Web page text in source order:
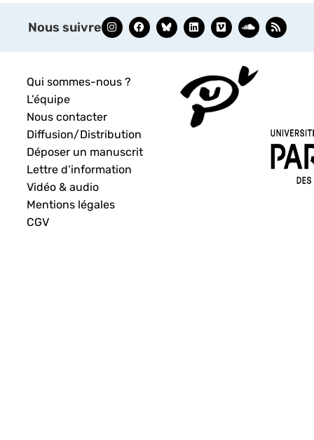
Nous suivre
Qui sommes-nous ?
L’équipe
Nous contacter
Diffusion/Distribution
Déposer un manuscrit
Lettre d’information
Vidéo & audio
Mentions légales
CGV